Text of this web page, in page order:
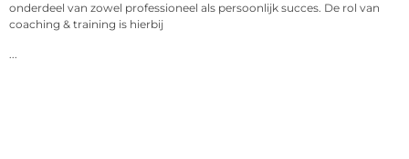
onderdeel van zowel professioneel als persoonlijk succes. De rol van
coaching & training is hierbij